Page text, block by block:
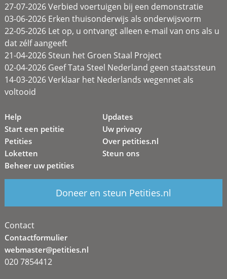
27-07-2026 Verbied voertuigen bij een demonstratie
03-06-2026 Erken thuisonderwijs als onderwijsvorm
22-05-2026 Let op, u ontvangt alleen e-mail van ons als u
dat zélf aangeeft
21-04-2026 Steun het Groen Staal Project
02-04-2026 Geef Tata Steel Nederland geen staatssteun
14-03-2026 Verklaar het Nederlands wegennet als
voltooid
Help
Start een petitie
Petities
Loketten
Beheer uw petities
Updates
Uw privacy
Over petities.nl
Steun ons
Doneer en steun Petities.nl
Contact
Contactformulier
webmaster@petities.nl
020 7854412